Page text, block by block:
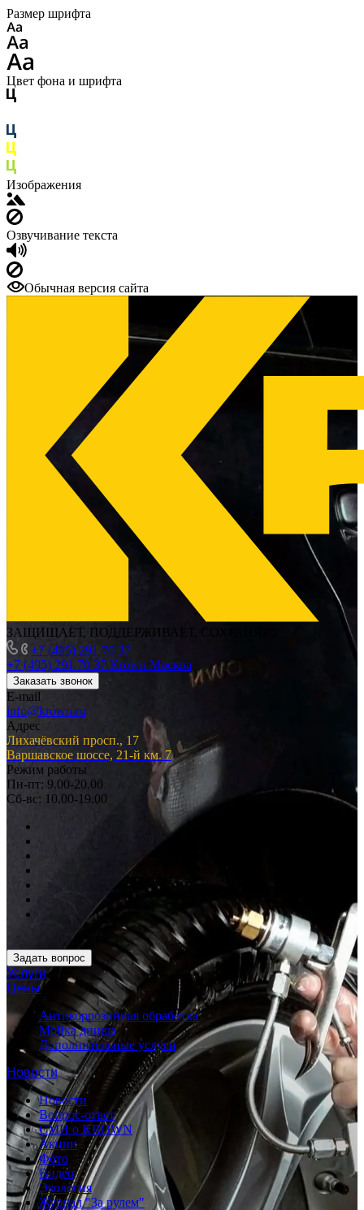
Размер шрифта
Цвет фона и шрифта
Изображения
Озвучивание текста
Обычная версия сайта
ЗАЩИЩАЕТ, ПОДДЕРЖИВАЕТ, СОХРАНЯЕТ
+7 (495) 291 70 37
+7 (495) 291 70 37 Krown Москва
Заказать звонок
E-mail
info@krown.ru
Адрес
Лихачёвский просп., 17
Варшавское шоссе, 21-й км. 7
Режим работы
Пн-пт: 9.00-20.00
Сб-вс: 10.00-19.00
Задать вопрос
Услуги
Цены
Антикоррозийная обработка
Мойка днища
Дополнительные услуги
Новости
Новости
Вопрос-ответ
СМИ о KROWN
Акции
Фото
Видео
Экология
Журнал "За рулем"